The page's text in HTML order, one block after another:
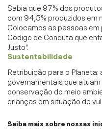
Sabia que 97% dos
com 94,5% produzidos em
Colocamos as pessoas em
Código de Conduta que
Justo".
Sustentabilidade
Retribuição para o
governamentais que
conservação do meio
crianças em situação de
Saiba mais sobre nossas